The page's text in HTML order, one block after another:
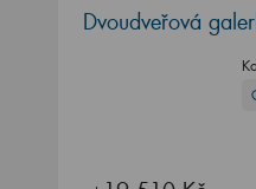
Dvoudveřová